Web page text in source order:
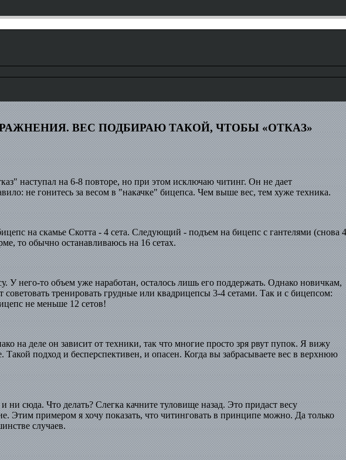
ВЕС ПОДБИРАЮ ТАКОЙ, ЧТОБЫ «ОТКАЗ»
наступал на 6-8 повторе, но при этом исключаю читинг. Он не дает
не гонитесь за весом в "накачке" бицепса. Чем выше вес, тем хуже техника.
на скамье Скотта - 4 сета. Следующий - подъем на бицепс с гантелями (снова 4
то обычно останавливаюсь на 16 сетах.
него-то объем уже наработан, осталось лишь его поддержать. Однако новичкам,
тренировать грудные или квадрицепсы 3-4 сетами. Так и с бицепсом:
не меньше 12 сетов!
на деле он зависит от техники, так что многие просто зря рвут пупок. Я вижу
подход и бесперспективен, и опасен. Когда вы забрасываете вес в верхнюю
сюда. Что делать? Слегка качните туловище назад. Это придаст весу
Этим примером я хочу показать, что читинговать в принципе можно. Да только
случаев.